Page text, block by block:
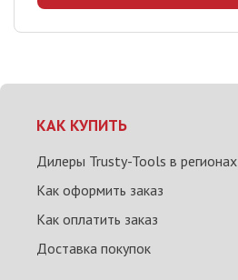
КАК КУПИТЬ
Дилеры Trusty-Tools в регионах
Как оформить заказ
Как оплатить заказ
Доставка покупок